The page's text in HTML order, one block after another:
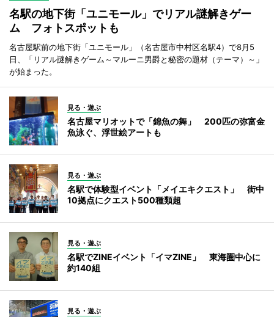
名駅の地下街「ユニモール」でリアル謎解きゲー
ム フォトスポットも
名古屋駅前の地下街「ユニモール」（名古屋市中村区名駅4）で8月5
日、「リアル謎解きゲーム～マルーニ男爵と秘密の題材（テーマ）～」
が始まった。
見る・遊ぶ
名古屋マリオットで「錦魚の舞」 200匹の弥富金
魚泳ぐ、浮世絵アートも
見る・遊ぶ
名駅で体験型イベント「メイエキクエスト」 街中
10拠点にクエスト500種類超
見る・遊ぶ
名駅でZINEイベント「イマZINE」 東海圏中心に
約140組
見る・遊ぶ